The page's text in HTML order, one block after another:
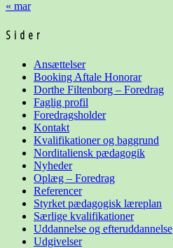
« mar
Sider
Ansættelser
Booking Aftale Honorar
Dorthe Filtenborg – Foredrag
Faglig profil
Foredragsholder
Kontakt
Kvalifikationer og baggrund
Norditaliensk pædagogik
Nyheder
Oplæg – Foredrag
Referencer
Styrket pædagogisk læreplan
Særlige kvalifikationer
Uddannelse og efteruddannelse
Udgivelser